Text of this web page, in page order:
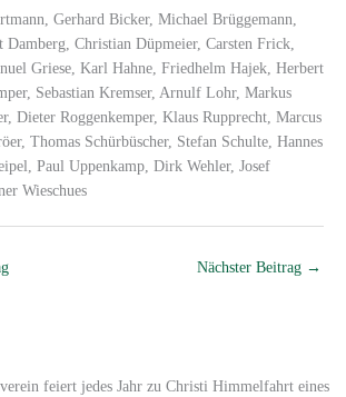
Gerhard Bicker, Michael Brüggemann,
Damberg, Christian Düpmeier, Carsten Frick,
Griese, Karl Hahne, Friedhelm Hajek, Herbert
Sebastian Kremser, Arnulf Lohr, Markus
Dieter Roggenkemper, Klaus Rupprecht, Marcus
Thomas Schürbüscher, Stefan Schulte, Hannes
Paul Uppenkamp, Dirk Wehler, Josef
Wieschues
Nächster Beitrag →
feiert jedes Jahr zu Christi Himmelfahrt eines